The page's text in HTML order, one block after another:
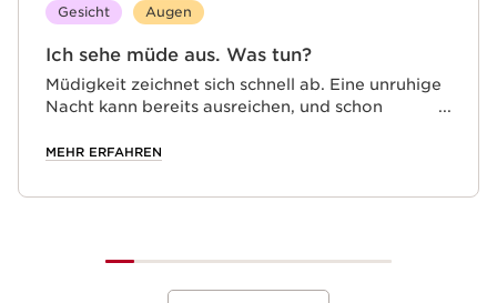
Gesicht Augen
Ich sehe müde aus. Was tun?
Müdigkeit zeichnet sich schnell ab. Eine unruhige
Nacht kann bereits ausreichen, und schon
Tränensäcke ab. Daher sollten Sie zunächst
Meiden Sie Bildschirme vor dem zu Bett gehen
MEHR ERFAHREN